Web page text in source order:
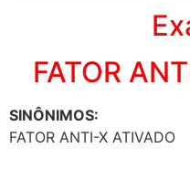
FATOR
SINÔNIMOS:
FATOR ANTI-X ATIVADO